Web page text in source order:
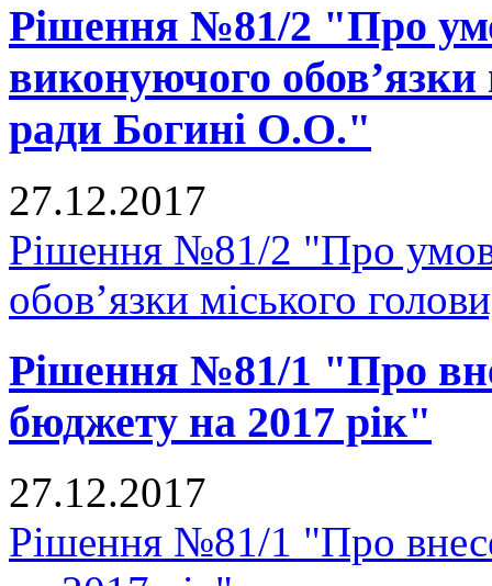
Рішення №81/2 "Про
виконуючого обов’язки
ради Богині О.О."
27.12.2017
Рішення №81/2 "Про
обов’язки міського
Рішення №81/1 "Про
бюджету на 2017 рік"
27.12.2017
Рішення №81/1 "Про